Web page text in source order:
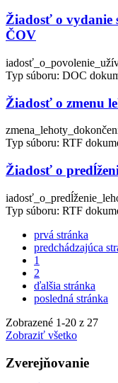
Žiadosť o vydanie
ČOV
Typ súboru: DOC
Žiadosť o zmenu
Typ súboru: RTF
Žiadosť o
Typ súboru: RTF
prvá stránka
predchádzajúca
1
2
ďalšia stránka
posledná stránka
Zobrazené 1-20 z 27
Zobraziť všetko
Zverejňovanie